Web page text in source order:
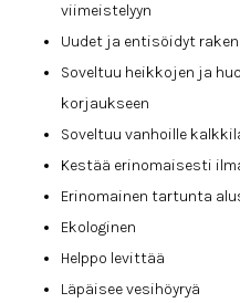
viimeistelyyn
Uudet ja entisöidyt
Soveltuu heikkojen ja
korjaukseen
Soveltuu vanhoille
Kestää erinomaisesti
Erinomainen tartunta
Ekologinen
Helppo levittää
Läpäisee vesihöyryä